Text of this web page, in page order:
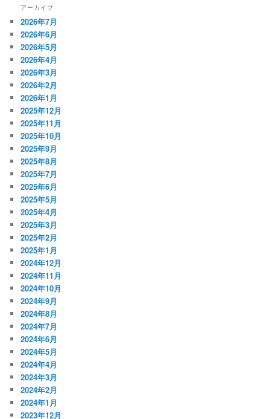
アーカイブ
2026年7月
2026年6月
2026年5月
2026年4月
2026年3月
2026年2月
2026年1月
2025年12月
2025年11月
2025年10月
2025年9月
2025年8月
2025年7月
2025年6月
2025年5月
2025年4月
2025年3月
2025年2月
2025年1月
2024年12月
2024年11月
2024年10月
2024年9月
2024年8月
2024年7月
2024年6月
2024年5月
2024年4月
2024年3月
2024年2月
2024年1月
2023年12月